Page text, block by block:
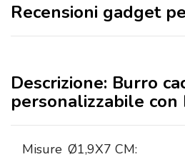
Recensioni gadget
Descrizione: Burro
personalizzabile con
Misure Ø1,9X7 CM: